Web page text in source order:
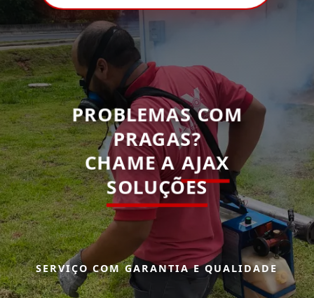
PROBLEMAS COM
PRAGAS?
CHAME AAJAX
SOLUÇÕES
SERVIÇO COM GARANTIA E QUALIDADE